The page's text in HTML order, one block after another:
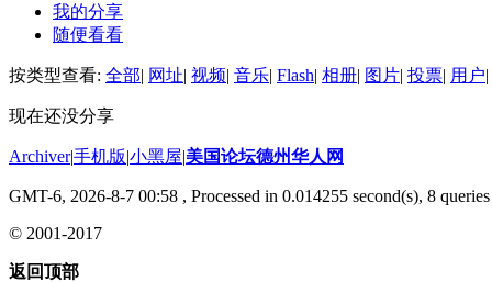
我的分享
随便看看
按类型查看: 全部| 网址| 视频| 音乐| Flash| 相册| 图片| 投票| 用户|
现在还没分享
Archiver|手机版|小黑屋|美国论坛德州华人网
GMT-6, 2026-8-7 00:58 , Processed in 0.014255 second(s), 8
© 2001-2017
返回顶部